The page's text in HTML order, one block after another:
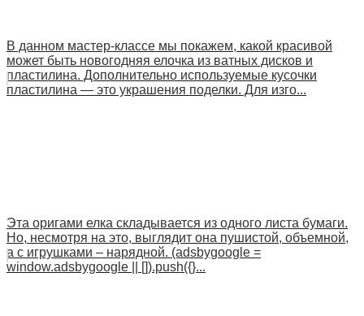
В данном мастер-классе мы покажем, какой красивой
может быть новогодняя елочка из ватных дисков и
пластилина. Дополнительно используемые кусочки
пластилина — это украшения поделки. Для изго...
Эта оригами елка складывается из одного листа бумаги.
Но, несмотря на это, выглядит она пушистой, объемной,
а с игрушками – нарядной. (adsbygoogle =
window.adsbygoogle || []).push({}...